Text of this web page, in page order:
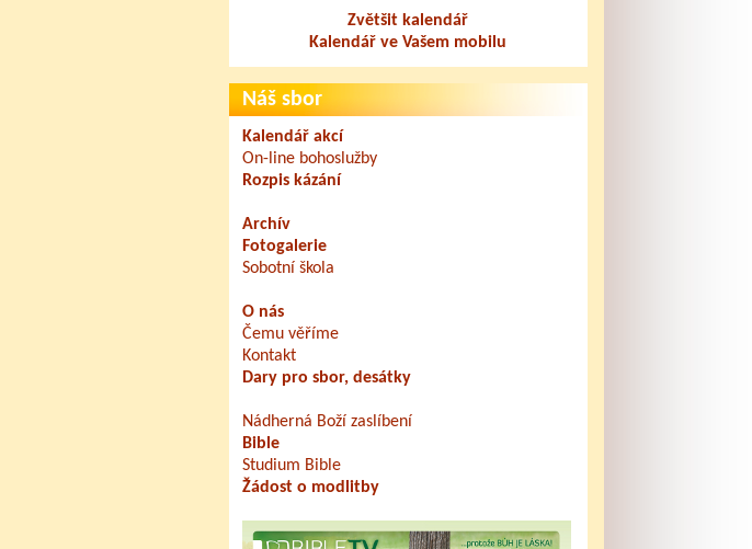
Zvětšit kalendář
Kalendář ve Vašem mobilu
Náš sbor
Kalendář akcí
On-line bohoslužby
Rozpis kázání
Archív
Fotogalerie
Sobotní škola
O nás
Čemu věříme
Kontakt
Dary pro sbor, desátky
Nádherná Boží zaslíbení
Bible
Studium Bible
Žádost o modlitby